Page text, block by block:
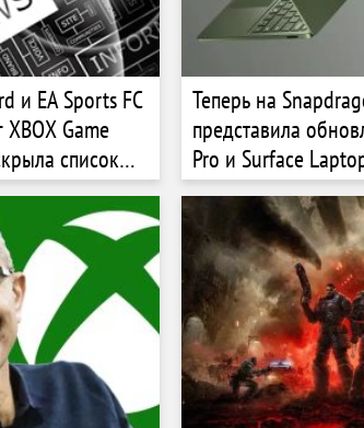
и EA Sports FC
Game
список
Теперь на
представила
Pro и Surface